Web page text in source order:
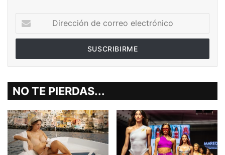
de
correo
NO TE PIERDAS...